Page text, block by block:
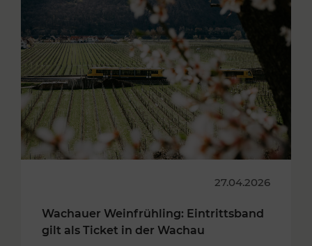
27.04.2026
Wachauer Weinfrühling: Eintrittsband
gilt als Ticket in der Wachau